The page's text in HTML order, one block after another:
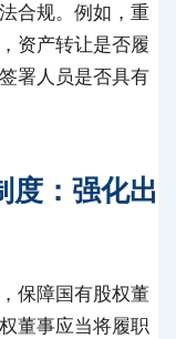
合规。例如，重
资产转让是否履
署人员是否具有
度：强化出
保障国有股权董
董事应当将履职